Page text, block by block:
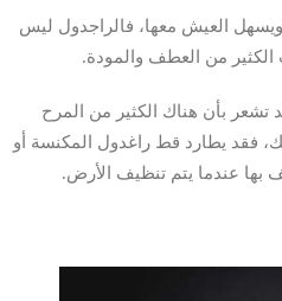
العيش معها، فالراجدول ليس
من العطف والمودة.
تشعر بأن هناك الكثير من المرح
فقد يطارد قط راغدول المكنسة أو
بها عندما يتم تنظيف الأرض.